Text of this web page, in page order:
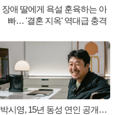
장애 딸에게 욕설 훈육하는 아
빠… '결혼 지옥' 역대급 충격
박시영, 15년 동성 연인 공개…